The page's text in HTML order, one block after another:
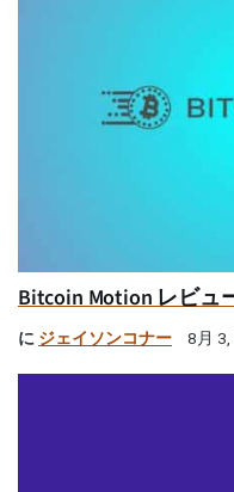
Bitcoin Motion レビュ
に ジェイソンコナー 8月